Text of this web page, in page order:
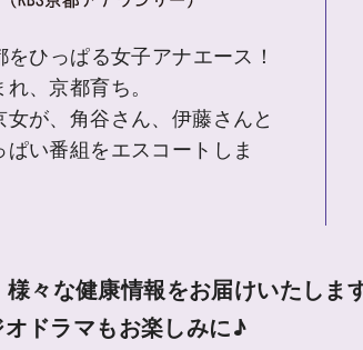
をひっぱる女子アナエース！
、京都育ち。
女が、角谷さん、伊藤さんと
ぱい番組をエスコートしま
々な健康情報をお届けいたしま
オドラマもお楽しみに♪